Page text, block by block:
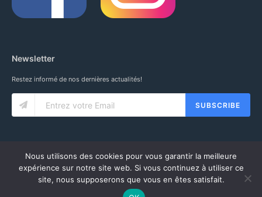
Newsletter
Restez informé de nos dernières actualités!
SUBSCRIBE
© 2020 IUNG SARL. ALL RIGHTS RESERVED.CGV -MENTIONS LÉGALES-
MON COMPTE
Nous utilisons des cookies pour vous garantir la meilleure
expérience sur notre site web. Si vous continuez à utiliser ce
site, nous supposerons que vous en êtes satisfait.